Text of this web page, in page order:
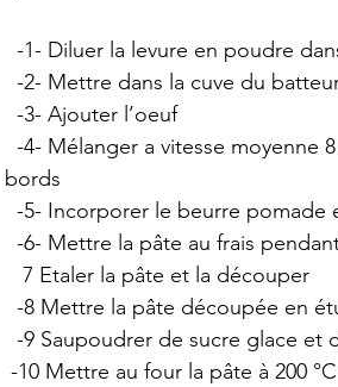
-1- Diluer la levure en poudre
-2- Mettre dans la cuve du
-3- Ajouter l’oeuf
-4- Mélanger a vitesse moyenne
bords
-5- Incorporer le beurre pomade
-6- Mettre la pâte au frais
7 Etaler la pâte et la découper
-8 Mettre la pâte découpée en
-9 Saupoudrer de sucre glace et
-10 Mettre au four la pâte à 200